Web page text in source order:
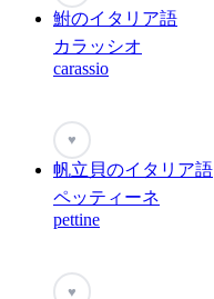
鮒のイタリア語
カラッシオ
carassio
♥
帆立貝のイタリア語
ペッティーネ
pettine
♥